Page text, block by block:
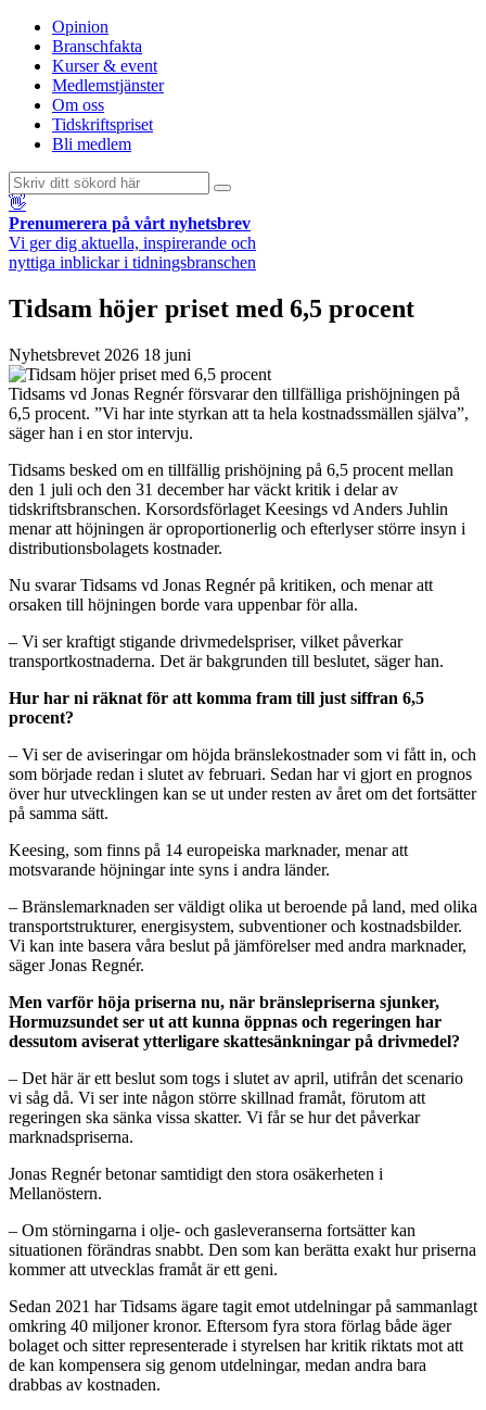
Opinion
Branschfakta
Kurser & event
Medlemstjänster
Om oss
Tidskriftspriset
Bli medlem
👋
Prenumerera på vårt nyhetsbrev
Vi ger dig aktuella, inspirerande och
nyttiga inblickar i tidningsbranschen
Tidsam höjer priset med 6,5 procent
Nyhetsbrevet 2026 18 juni
Tidsams vd Jonas Regnér försvarar den tillfälliga prishöjningen på
6,5 procent. ”Vi har inte styrkan att ta hela kostnadssmällen själva”,
säger han i en stor intervju.
Tidsams besked om en tillfällig prishöjning på 6,5 procent mellan
den 1 juli och den 31 december har väckt kritik i delar av
tidskriftsbranschen. Korsordsförlaget Keesings vd Anders Juhlin
menar att höjningen är oproportionerlig och efterlyser större insyn i
distributionsbolagets kostnader.
Nu svarar Tidsams vd Jonas Regnér på kritiken, och menar att
orsaken till höjningen borde vara uppenbar för alla.
– Vi ser kraftigt stigande drivmedelspriser, vilket påverkar
transportkostnaderna. Det är bakgrunden till beslutet, säger han.
Hur har ni räknat för att komma fram till just siffran 6,5
procent?
– Vi ser de aviseringar om höjda bränslekostnader som vi fått in, och
som började redan i slutet av februari. Sedan har vi gjort en prognos
över hur utvecklingen kan se ut under resten av året om det fortsätter
på samma sätt.
Keesing, som finns på 14 europeiska marknader, menar att
motsvarande höjningar inte syns i andra länder.
– Bränslemarknaden ser väldigt olika ut beroende på land, med olika
transportstrukturer, energisystem, subventioner och kostnadsbilder.
Vi kan inte basera våra beslut på jämförelser med andra marknader,
säger Jonas Regnér.
Men varför höja priserna nu, när bränslepriserna sjunker,
Hormuzsundet ser ut att kunna öppnas och regeringen har
dessutom aviserat ytterligare skattesänkningar på drivmedel?
– Det här är ett beslut som togs i slutet av april, utifrån det scenario
vi såg då. Vi ser inte någon större skillnad framåt, förutom att
regeringen ska sänka vissa skatter. Vi får se hur det påverkar
marknadspriserna.
Jonas Regnér betonar samtidigt den stora osäkerheten i
Mellanöstern.
– Om störningarna i olje- och gasleveranserna fortsätter kan
situationen förändras snabbt. Den som kan berätta exakt hur priserna
kommer att utvecklas framåt är ett geni.
Sedan 2021 har Tidsams ägare tagit emot utdelningar på sammanlagt
omkring 40 miljoner kronor. Eftersom fyra stora förlag både äger
bolaget och sitter representerade i styrelsen har kritik riktats mot att
de kan kompensera sig genom utdelningar, medan andra bara
drabbas av kostnaden.